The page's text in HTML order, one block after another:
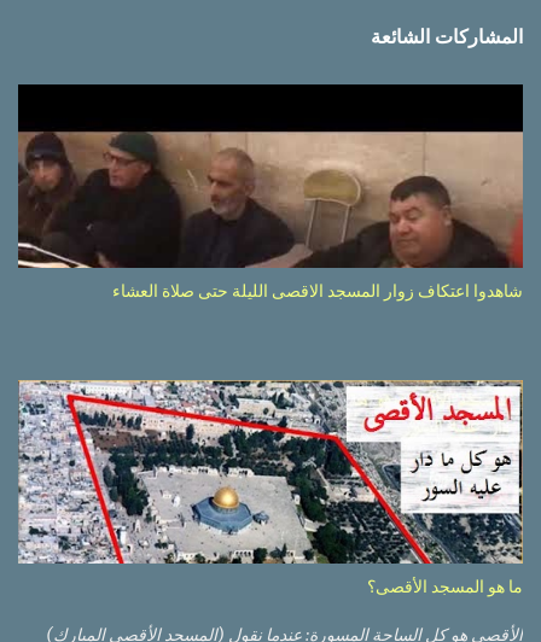
المشاركات الشائعة
شاهدوا اعتكاف زوار المسجد الاقصى الليلة حتى صلاة العشاء
ما هو المسجد الأقصى؟
الأقصى هو كل الساحة المسورة: عندما نقول (المسجد الأقصى المبارك)